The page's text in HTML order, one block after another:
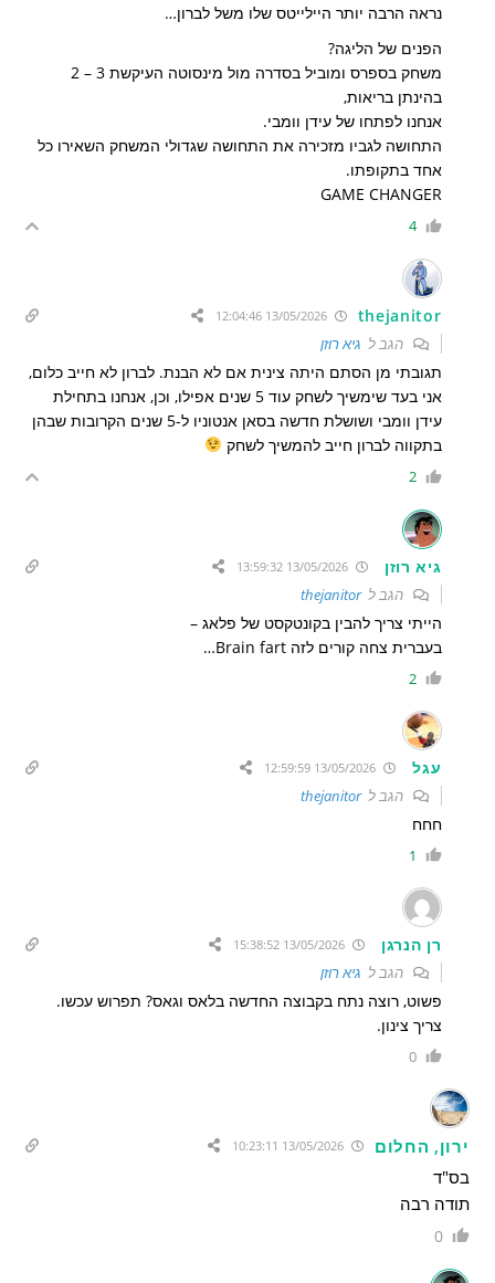
נראה הרבה יותר היילייטס שלו משל לברון…
הפנים של הליגה?
משחק בספרס ומוביל בסדרה מול מינסוטה העיקשת 3 – 2
בהינתן בריאות,
אנחנו לפתחו של עידן וומבי.
התחושה לגביו מזכירה את התחושה שגדולי המשחק השאירו כל
אחד בתקופתו.
GAME CHANGER
4
thejanitor
13/05/2026 12:04:46
הגב ל גיא רוזן
תגובתי מן הסתם היתה צינית אם לא הבנת. לברון לא חייב כלום,
אני בעד שימשיך לשחק עוד 5 שנים אפילו, וכן, אנחנו בתחילת
עידן וומבי ושושלת חדשה בסאן אנטוניו ל-5 שנים הקרובות שבהן
בתקווה לברון חייב להמשיך לשחק
2
גיא רוזן 13/05/2026 13:59:32
הגב לthejanitor
הייתי צריך להבין בקונטקסט של פלאג –
בעברית צחה קורים לזה Brain fart…
2
עגל
הגב לthejanitor
חחח
1
רן הנרגן 13/05/2026 15:38:52
הגב ל גיא רוזן
פשוט, רוצה נתח בקבוצה החדשה בלאס וגאס? תפרוש עכשו.
צריך צינון.
0
ירון, החלום 13/05/2026 10:23:11
בס"ד
תודה רבה
0